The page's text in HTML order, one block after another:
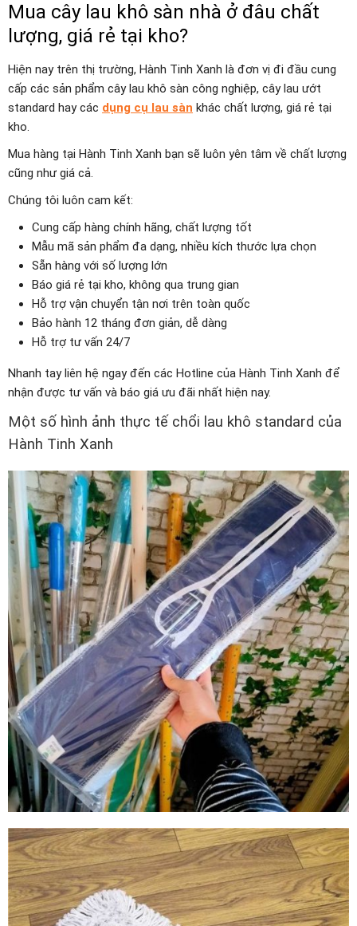
Mua cây lau khô sàn nhà ở đâu chất
lượng, giá rẻ tại kho?
Hiện nay trên thị trường, Hành Tinh Xanh là đơn vị đi đầu cung
cấp các sản phẩm cây lau khô sàn công nghiệp, cây lau ướt
standard hay các dụng cụ lau sàn khác chất lượng, giá rẻ tại
kho.
Mua hàng tại Hành Tinh Xanh bạn sẽ luôn yên tâm về chất lượng
cũng như giá cả.
Chúng tôi luôn cam kết:
Cung cấp hàng chính hãng, chất lượng tốt
Mẫu mã sản phẩm đa dạng, nhiều kích thước lựa chọn
Sẵn hàng với số lượng lớn
Báo giá rẻ tại kho, không qua trung gian
Hỗ trợ vận chuyển tận nơi trên toàn quốc
Bảo hành 12 tháng đơn giản, dễ dàng
Hỗ trợ tư vấn 24/7
Nhanh tay liên hệ ngay đến các Hotline của Hành Tinh Xanh để
nhận được tư vấn và báo giá ưu đãi nhất hiện nay.
Một số hình ảnh thực tế chổi lau khô standard của
Hành Tinh Xanh